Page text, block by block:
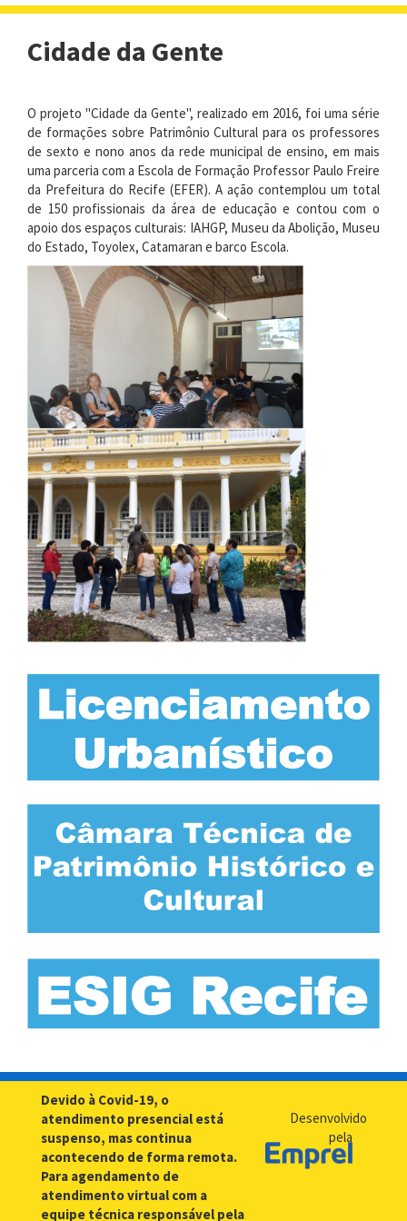
Cidade da Gente
O projeto "Cidade da Gente", realizado em 2016, foi uma série
de formações sobre Patrimônio Cultural para os professores
de sexto e nono anos da rede municipal de ensino, em mais
uma parceria com a Escola de Formação Professor Paulo Freire
da Prefeitura do Recife (EFER). A ação contemplou um total
de 150 profissionais da área de educação e contou com o
apoio dos espaços culturais: IAHGP, Museu da Abolição, Museu
do Estado, Toyolex, Catamaran e barco Escola.
Devido à Covid-19, o
atendimento presencial está
suspenso, mas continua
acontecendo de forma remota.
Para agendamento de
atendimento virtual com a
equipe técnica responsável pela
Desenvolvido
pela